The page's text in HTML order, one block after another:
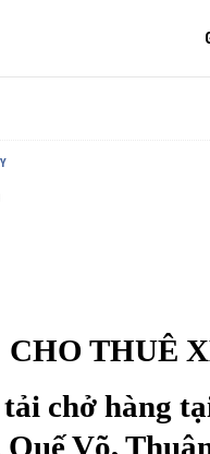
CHO THUÊ
chở hàng
Quế Võ,